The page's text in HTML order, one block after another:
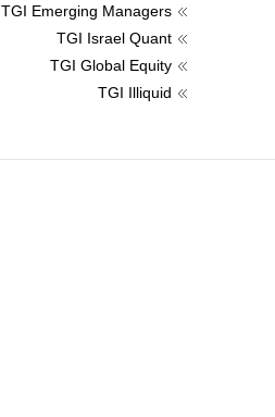
TGI Emerging Managers
TGI Israel Quant
TGI Global Equity
TGI Illiquid